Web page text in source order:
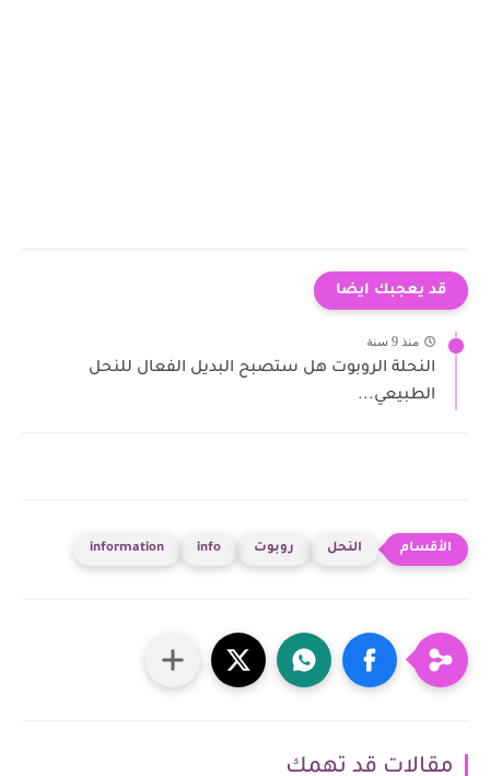
قد يعجبك ايضا
منذ 9 سنة
النحلة الروبوت هل ستصبح البديل الفعال للنحل
الطبيعي...
النحل روبوت info
information
مقالات قد تهمك